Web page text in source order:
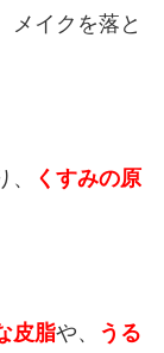
メイクを落と
くすみの原
皮脂や、 うる